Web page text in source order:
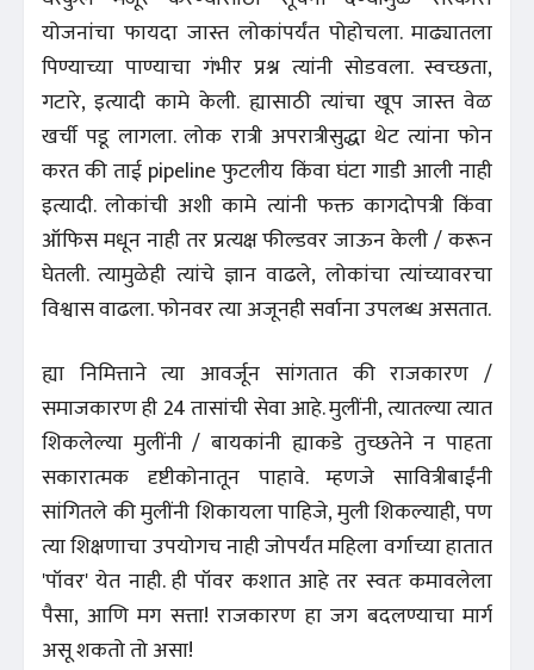
योजनांचा फायदा जास्त लोकांपर्यंत पोहोचला. माढ्यातला
पिण्याच्या पाण्याचा गंभीर प्रश्न त्यांनी सोडवला. स्वच्छता,
गटारे, इत्यादी कामे केली. ह्यासाठी त्यांचा खूप जास्त वेळ
खर्ची पडू लागला. लोक रात्री अपरात्रीसुद्धा थेट त्यांना फोन
करत की ताई pipeline फुटलीय किंवा घंटा गाडी आली नाही
इत्यादी. लोकांची अशी कामे त्यांनी फक्त कागदोपत्री किंवा
ऑफिस मधून नाही तर प्रत्यक्ष फील्डवर जाऊन केली / करून
घेतली. त्यामुळेही त्यांचे ज्ञान वाढले, लोकांचा त्यांच्यावरचा
विश्वास वाढला. फोनवर त्या अजूनही सर्वाना उपलब्ध असतात.
ह्या निमित्ताने त्या आवर्जून सांगतात की राजकारण /
समाजकारण ही 24 तासांची सेवा आहे. मुलींनी, त्यातल्या त्यात
शिकलेल्या मुलींनी / बायकांनी ह्याकडे तुच्छतेने न पाहता
सकारात्मक दृष्टीकोनातून पाहावे. म्हणजे सावित्रीबाईंनी
सांगितले की मुलींनी शिकायला पाहिजे, मुली शिकल्याही, पण
त्या शिक्षणाचा उपयोगच नाही जोपर्यंत महिला वर्गाच्या हातात
'पॉवर' येत नाही. ही पॉवर कशात आहे तर स्वतः कमावलेला
पैसा, आणि मग सत्ता! राजकारण हा जग बदलण्याचा मार्ग
असू शकतो तो असा!